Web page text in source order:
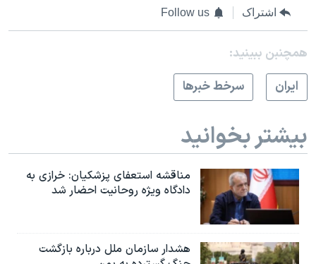
اشتراک Follow us
همچنبن ببینید:
ايران
سرخط خبرها
بیشتر بخوانید
مناقشه استعفای پزشکیان: خرازی به
دادگاه ویژه روحانیت احضار شد
هشدار سازمان ملل درباره بازگشت